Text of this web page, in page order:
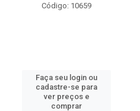
Código: 10659
Faça seu login ou
cadastre-se para
ver preços e
comprar